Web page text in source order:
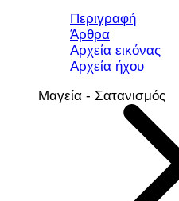
Περιγραφή
Άρθρα
Αρχεία εικόνας
Αρχεία ήχου
Μαγεία - Σατανισμός